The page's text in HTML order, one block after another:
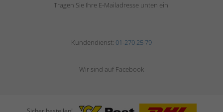
Tragen Sie Ihre E-Mailadresse unten ein.
Kundendienst: 01-270 25 79
Wir sind auf Facebook